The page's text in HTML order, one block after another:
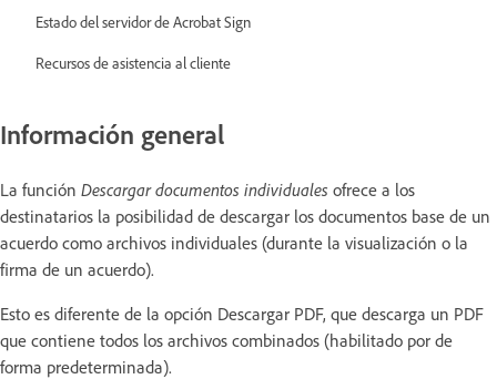
Estado del servidor de Acrobat Sign
Recursos de asistencia al cliente
Información general
La función Descargar documentos individuales ofrece a los
destinatarios la posibilidad de descargar los documentos base de un
acuerdo como archivos individuales (durante la visualización o la
firma de un acuerdo).
Esto es diferente de la opción Descargar PDF, que descarga un PDF
que contiene todos los archivos combinados (habilitado por de
forma predeterminada).